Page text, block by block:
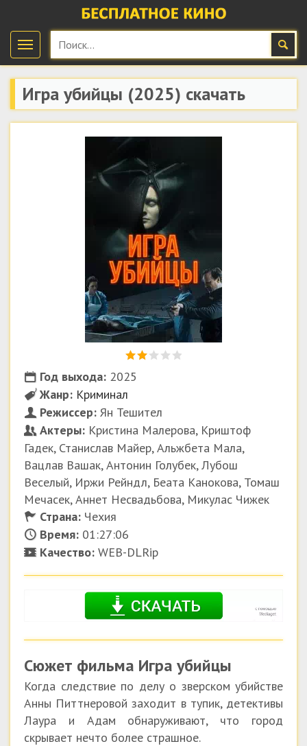
Игра убийцы (2025) скачать
бесплатно
Год выхода: 2025
Жанр: Криминал
Режиссер: Ян Тешител
Актеры: Кристина Малерова, Криштоф
Гадек, Станислав Майер, Альжбета Мала,
Вацлав Вашак, Антонин Голубек, Лубош
Веселый, Иржи Рейндл, Беата Канокова, Томаш
Мечасек, Аннет Несвадьбова, Микулас Чижек
Страна: Чехия
Время: 01:27:06
Качество: WEB-DLRip
Сюжет фильма Игра убийцы
Когда следствие по делу о зверском убийстве
Анны Питтнеровой заходит в тупик, детективы
Лаура и Адам обнаруживают, что город
скрывает нечто более страшное.